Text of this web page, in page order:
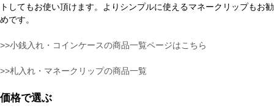
トしてもお使い頂けます。よりシンプルに使えるマネークリップもお勧
めです。
>>小銭入れ・コインケースの商品一覧ページはこちら
>>札入れ・マネークリップの商品一覧
価格で選ぶ